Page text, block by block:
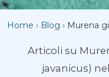
Home › Blog › Murena
Articoli su
javanicus)